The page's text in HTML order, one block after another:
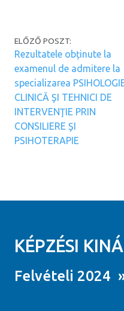
Post
ELŐZŐ POSZT:
Rezultatele obținute la
examenul de admitere la
specializarea
CLINICĂ ŞI TEHNICI DE
INTERVENŢIE PRIN
CONSILIERE ŞI
PSIHOTERAPIE
KÉPZÉSI
Felvételi 2024